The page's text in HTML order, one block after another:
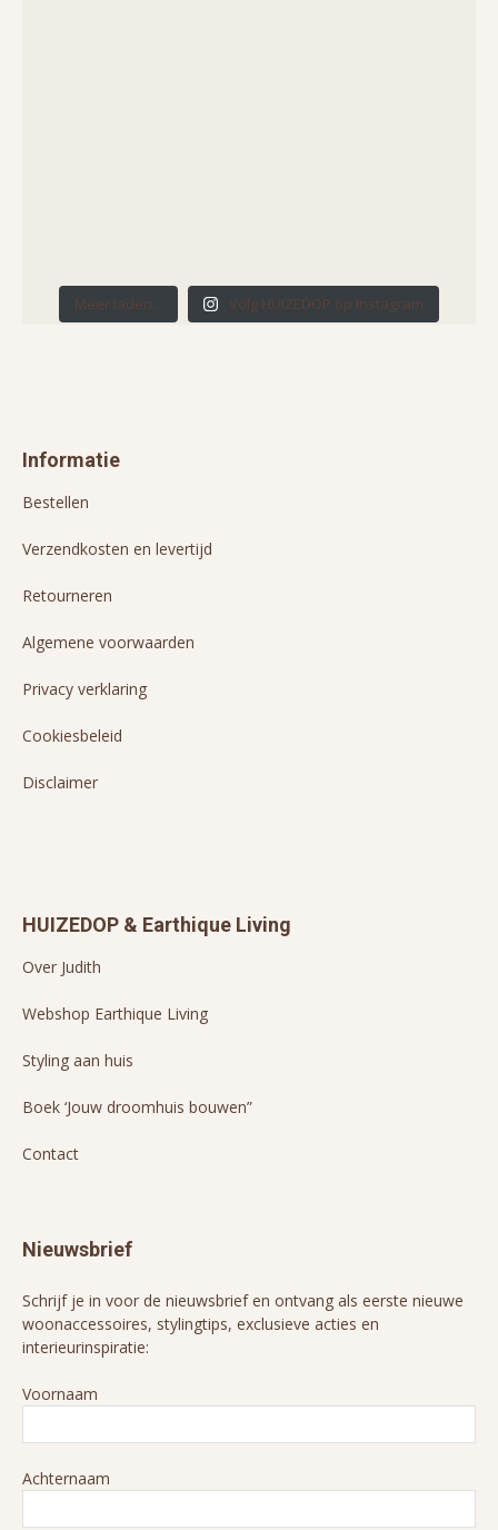
Meer laden... Volg HUIZEDOP op Instagram
Informatie
Bestellen
Verzendkosten en levertijd
Retourneren
Algemene voorwaarden
Privacy verklaring
Cookiesbeleid
Disclaimer
HUIZEDOP & Earthique Living
Over Judith
Webshop Earthique Living
Styling aan huis
Boek ‘Jouw droomhuis bouwen”
Contact
Nieuwsbrief
Schrijf je in voor de nieuwsbrief en ontvang als eerste nieuwe
woonaccessoires, stylingtips, exclusieve acties en
interieurinspiratie:
Voornaam
Achternaam